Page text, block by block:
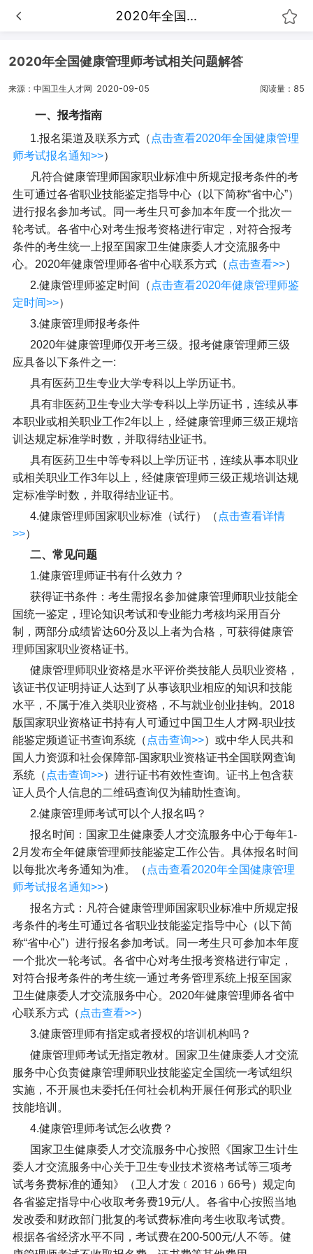
2020年全国...
2020年全国健康管理师考试相关问题解答
来源：中国卫生人才网 2020-09-05 阅读量：85
一、报考指南
1.报名渠道及联系方式（ 点击查看2020年全国健康管理
师考试报名通知>>）
凡符合健康管理师国家职业标准中所规定报考条件的考
生可通过各省职业技能鉴定指导中心（以下简称“省中心”）
进行报名参加考试。同一考生只可参加本年度一个批次一
轮考试。各省中心对考生报考资格进行审定，对符合报考
条件的考生统一上报至国家卫生健康委人才交流服务中
心。2020年健康管理师各省中心联系方式（ 点击查看>>）
2.健康管理师鉴定时间（ 点击查看2020年健康管理师鉴
定时间>>）
3.健康管理师报考条件
2020年健康管理师仅开考三级。报考健康管理师三级
应具备以下条件之一:
具有医药卫生专业大学专科以上学历证书。
具有非医药卫生专业大学专科以上学历证书，连续从事
本职业或相关职业工作2年以上，经健康管理师三级正规培
训达规定标准学时数，并取得结业证书。
具有医药卫生中等专科以上学历证书，连续从事本职业
或相关职业工作3年以上，经健康管理师三级正规培训达规
定标准学时数，并取得结业证书。
4.健康管理师国家职业标准（试行）（ 点击查看详情
>>）
二、常见问题
1.健康管理师证书有什么效力？
获得证书条件：考生需报名参加健康管理师职业技能全
国统一鉴定，理论知识考试和专业能力考核均采用百分
制，两部分成绩皆达60分及以上者为合格，可获得健康管
理师国家职业资格证书。
健康管理师职业资格是水平评价类技能人员职业资格，
该证书仅证明持证人达到了从事该职业相应的知识和技能
水平，不属于准入类职业资格，不与就业创业挂钩。2018
版国家职业资格证书持有人可通过中国卫生人才网-职业技
能鉴定频道证书查询系统（ 点击查询>>）或中华人民共和
国人力资源和社会保障部-国家职业资格证书全国联网查询
系统（ 点击查询>>）进行证书有效性查询。证书上包含获
证人员个人信息的二维码查询仅为辅助性查询。
2.健康管理师考试可以个人报名吗？
报名时间：国家卫生健康委人才交流服务中心于每年1-
2月发布全年健康管理师技能鉴定工作公告。具体报名时间
以每批次考务通知为准。（ 点击查看2020年全国健康管理
师考试报名通知>>）
报名方式：凡符合健康管理师国家职业标准中所规定报
考条件的考生可通过各省职业技能鉴定指导中心（以下简
称“省中心”）进行报名参加考试。同一考生只可参加本年度
一个批次一轮考试。各省中心对考生报考资格进行审定，
对符合报考条件的考生统一通过考务管理系统上报至国家
卫生健康委人才交流服务中心。2020年健康管理师各省中
心联系方式（ 点击查看>>）
3.健康管理师有指定或者授权的培训机构吗？
健康管理师考试无指定教材。国家卫生健康委人才交流
服务中心负责健康管理师职业技能鉴定全国统一考试组织
实施，不开展也未委托任何社会机构开展任何形式的职业
技能培训。
4.健康管理师考试怎么收费？
国家卫生健康委人才交流服务中心按照《国家卫生计生
委人才交流服务中心关于卫生专业技术资格考试等三项考
试考务费标准的通知》（卫人才发﹝2016﹞66号）规定向
各省鉴定指导中心收取考务费19元/人。各省中心按照当地
发改委和财政部门批复的考试费标准向考生收取考试费。
根据各省经济水平不同，考试费在200-500元/人不等。健